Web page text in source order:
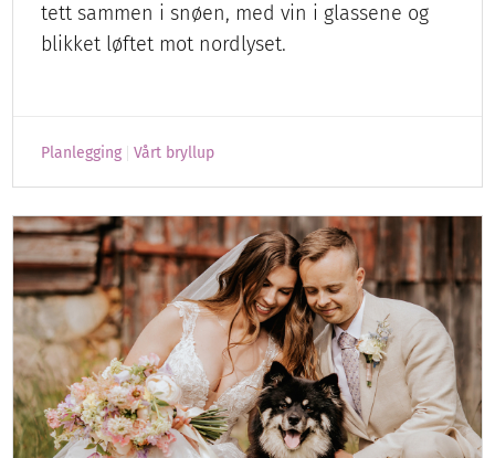
tett sammen i snøen, med vin i glassene og
blikket løftet mot nordlyset.
Planlegging Vårt bryllup